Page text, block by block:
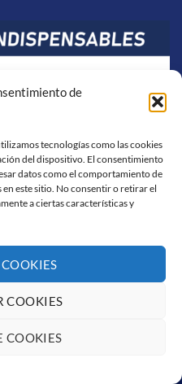
de
tecnologías como las cookies
del dispositivo. El consentimiento
datos como el comportamiento de
este sitio. No consentir o retirar el
a ciertas características y
COOKIES
COOKIES
Stripe MasterCard
CONDICIONES DE COMPRA